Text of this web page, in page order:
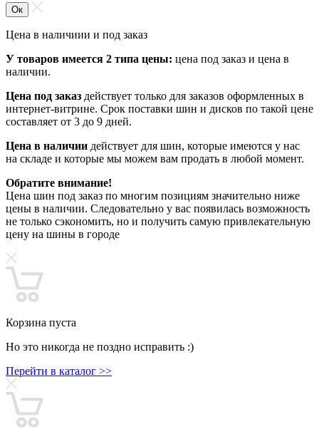
Ок
Цена в наличиии и под заказ
У товаров имеется 2 типа цены: цена под заказ и цена в
наличии.
Цена под заказ действует только для заказов оформленных в
интернет-витрине. Срок поставки шин и дисков по такой цене
составляет от 3 до 9 дней.
Цена в наличии действует для шин, которые имеются у нас
на складе и которые мы можем вам продать в любой момент.
Обратите внимание!
Цена шин под заказ по многим позициям значительно ниже
цены в наличии. Следовательно у вас появилась возможность
не только сэкономить, но и получить самую привлекательную
цену на шины в городе
Корзина пуста
Но это никогда не поздно исправить :)
Перейти в каталог >>